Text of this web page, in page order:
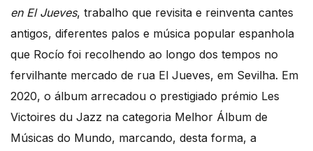
en El Jueves, trabalho que revisita e reinventa cantes
antigos, diferentes palos e música popular espanhola
que Rocío foi recolhendo ao longo dos tempos no
fervilhante mercado de rua El Jueves, em Sevilha. Em
2020, o álbum arrecadou o prestigiado prémio Les
Victoires du Jazz na categoria Melhor Álbum de
Músicas do Mundo, marcando, desta forma, a